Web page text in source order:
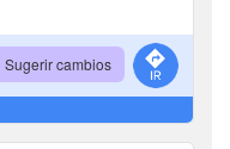
Sugerir cambios